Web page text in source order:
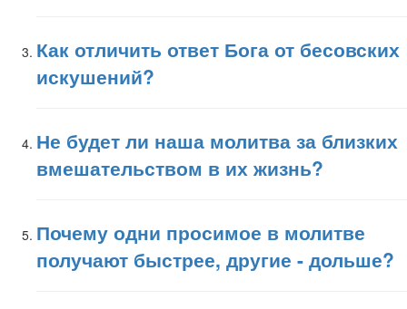
Как отличить ответ Бога от бесовских
искушений?
Не будет ли наша молитва за близких
вмешательством в их жизнь?
Почему одни просимое в молитве
получают быстрее, другие - дольше?